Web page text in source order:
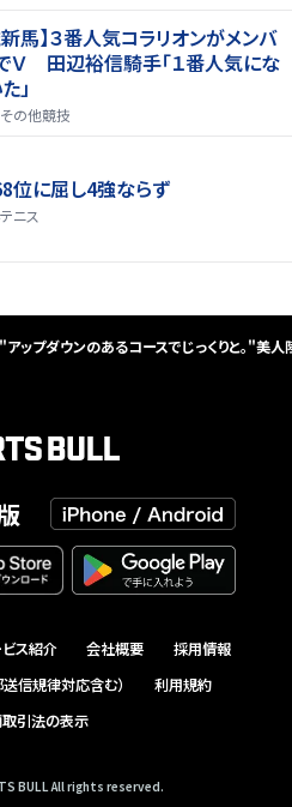
新馬】３番人気コラリオンがメンバ
Ｖ 田辺裕信騎手「１番人気にな
」
その他競技
位に屈し4強ならず
テニス
"アップダウンのあるコースでじっくりと。"美
ス紹介 会社概要
採用情報
信規律対応含む）
利用規約
引法の表示
BULL All rights reserved.